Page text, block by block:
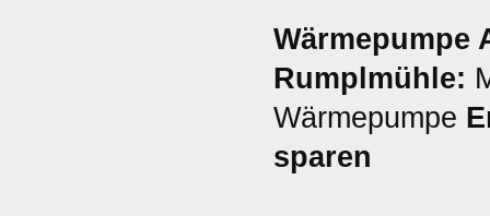
Wärmepumpe
Rumplmühle:
Wärmepumpe
sparen